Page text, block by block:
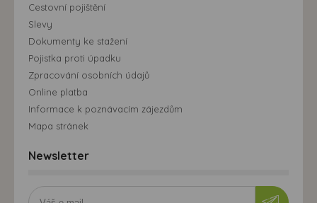
Cestovní pojištění
Slevy
Dokumenty ke stažení
Pojistka proti úpadku
Zpracování osobních údajů
Online platba
Informace k poznávacím zájezdům
Mapa stránek
Newsletter